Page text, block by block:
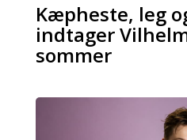
Kæpheste, leg
indtager
sommer